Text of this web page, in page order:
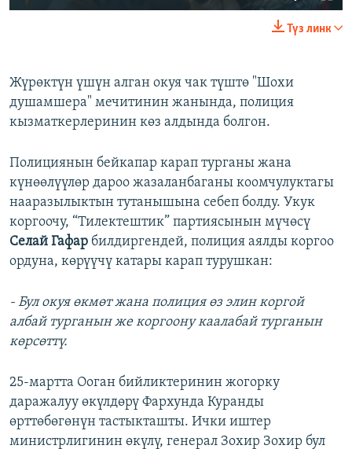
Түз линк
Жүрөктүн үшүн алган окуя чак түштө "Шохи
душамшера" мечитинин жанында, полиция
кызматкерлеринин көз алдында болгон.
Полициянын бейкапар карап турганы жана
күнөөлүүлөр дароо жазаланбаганы коомчулуктагы
нааразылыктын тутанышына себеп болду. Укук
коргоочу, “Тилектештик” партиясынын мүчөсү
Селай Гафар билдиргендей, полиция аялды коргоо
ордуна, көрүүчү катары карап турушкан:
- Бул окуя өкмөт жана полиция өз элин коргой
албай турганын же коргоону каалабай турганын
көрсөттү.
25-мартта Ооган бийликтеринин жогорку
даражалуу өкүлдөрү Фархунда Куранды
өрттөбөгөнүн тастыкташты. Ички иштер
министрлигинин өкүлү, генерал Зохир Зохир бул